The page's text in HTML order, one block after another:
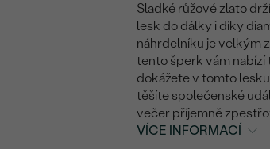
Sladké růžové zlato
lesk do dálky i díky
náhrdelníku je velkým
tento šperk vám nabízí
dokážete v tomto
těšíte společenské
večer příjemně
VÍCE INFORMACÍ